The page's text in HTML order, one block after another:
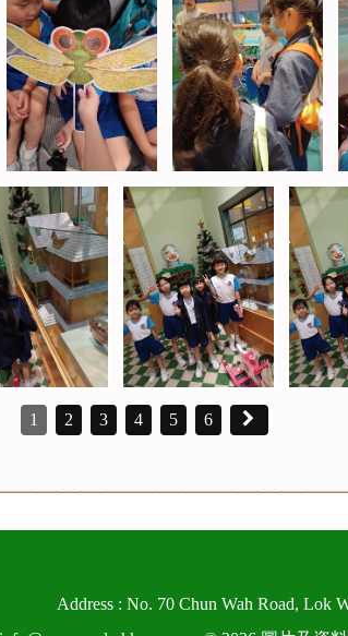
1 2 3 4 5 6
Address : No. 70 Chun Wah Road, Lok